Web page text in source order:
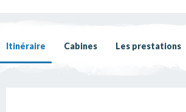
Itinéraire Cabines Les prestations